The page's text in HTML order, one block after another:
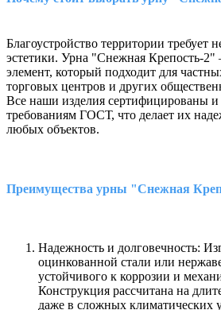
Благоустройство территории требует
эстетики. Урна "Снежная Крепость-
элемент, который подходит для
торговых центров и других
Все наши изделия сертифицированы и
требованиям ГОСТ, что делает их
любых объектов.
Преимущества урны "Снежная
Надежность и долговечность:
оцинкованной стали или
устойчивого к коррозии и
Конструкция рассчитана на
даже в сложных климатических